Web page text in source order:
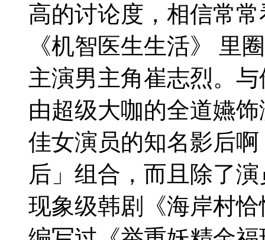
高的讨论度，相信常
《机智医生生活》 里
主演男主角崔志烈。
由超级大咖的全道嬿
佳女演员的知名影后
后」组合，而且除了
现象级韩剧《海岸村